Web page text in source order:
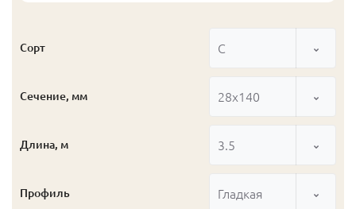
Сорт С
Сечение, мм 28x140
Длина, м 3.5
Профиль Гладкая